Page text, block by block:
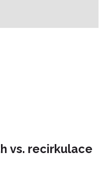
vs. recirkulace